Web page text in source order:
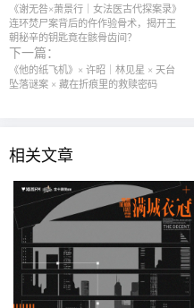
《谢无咎×萧景行｜女法医古代探案录》
连环焚尸案背后的仵作验骨术，揭开王
朝秘辛的钥匙竟在骸骨齿间？
下一篇：
《他的纸飞机》× 许昭｜林见星 × 天台
坠落谜案 × 藏在折痕里的救赎密码
相关文章